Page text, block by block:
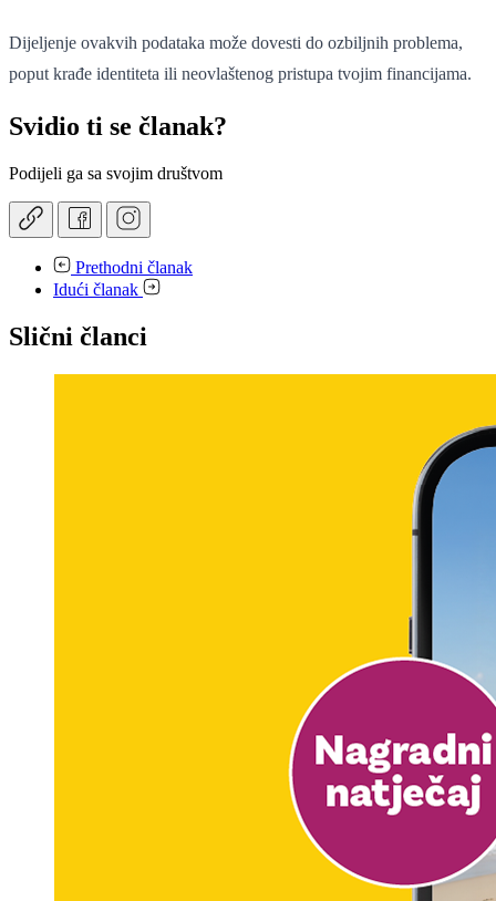
Dijeljenje ovakvih podataka može dovesti do ozbiljnih problema,
poput krađe identiteta ili neovlaštenog pristupa tvojim financijama.
Svidio ti se članak?
Podijeli ga sa svojim društvom
Prethodni članak
Idući članak
Slični članci